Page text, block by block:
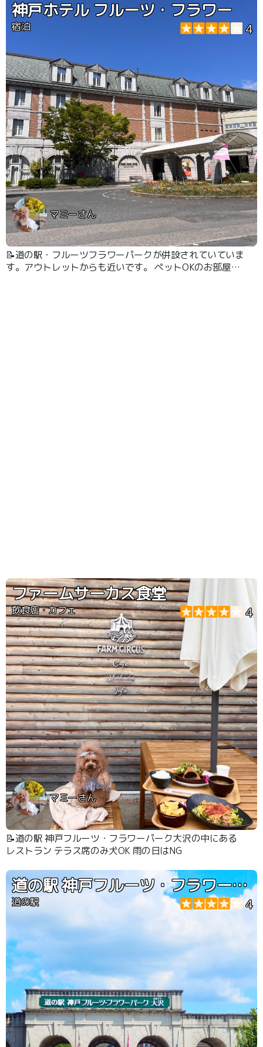
神戸ホテル フルーツ・フラワー
宿泊 4
マミーさん
📝道の駅・フルーツフラワーパークが併設されていていま
す。アウトレットからも近いです。 ペットOKのお部屋は
ファームサーカス食堂
飲食店・カフェ 4
マミーさん
📝道の駅 神戸フルーツ・フラワーパーク大沢の中にある
レストラン テラス席のみ犬OK 雨の日はNG
道の駅 神戸フルーツ・フラワーパーク大沢
道の駅 4